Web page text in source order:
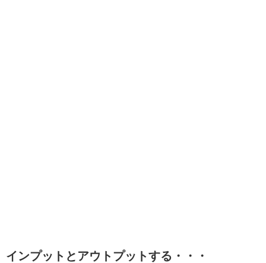
インプットとアウトプットする・・・